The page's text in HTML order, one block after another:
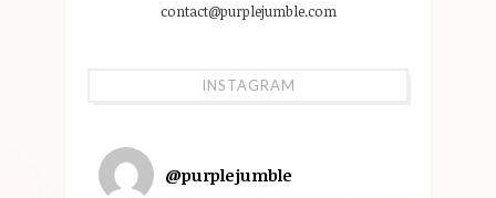
contact@purplejumble.com
INSTAGRAM
@purplejumble